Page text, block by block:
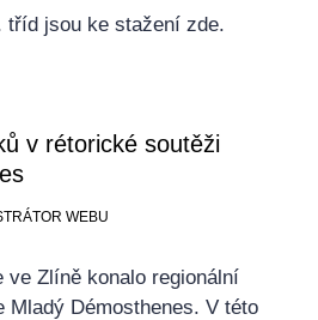
tříd jsou ke stažení zde.
v rétorické soutěži
WEBU
ve Zlíně konalo regionální
Mladý Démosthenes. V této